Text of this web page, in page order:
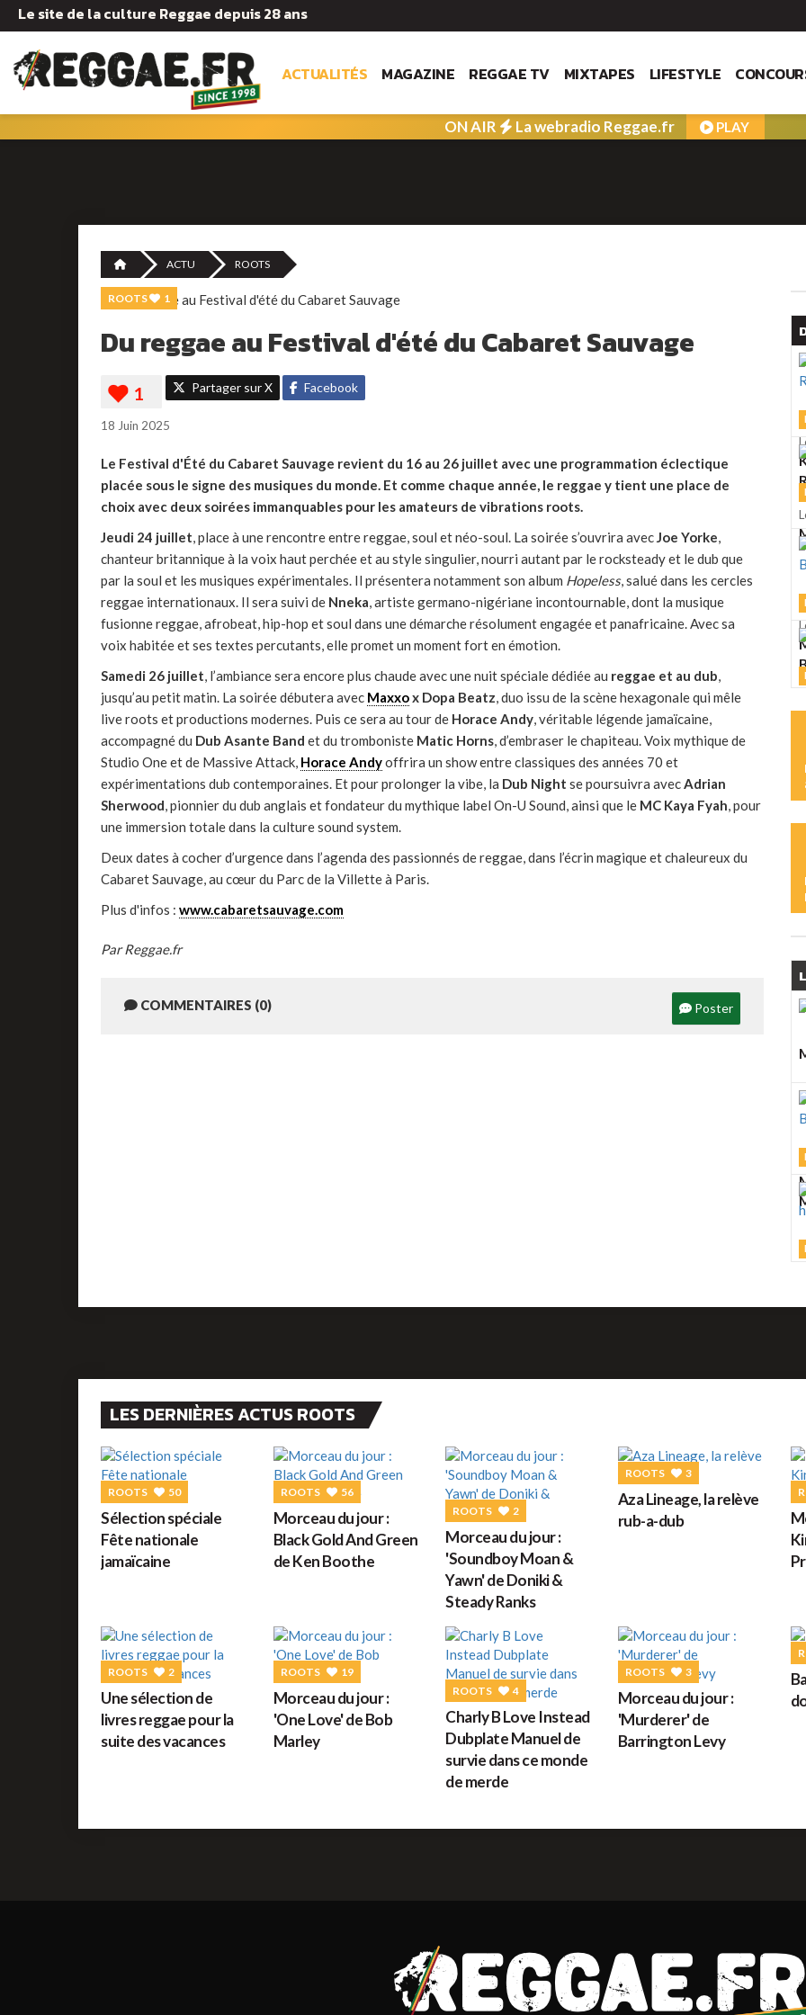
Le site de la culture Reggae depuis 28 ans
ACTUALITÉS MAGAZINE REGGAE TV MIXTAPES LIFESTYLE
ON AIR La webradio Reggae.fr PLAY
ACTU ROOTS
ROOTS 1
Du reggae au Festival d'été du Cabaret Sauvage
Partager sur X Facebook
18 Juin 2025
Le Festival d'Été du Cabaret Sauvage revient du 16 au 26 juillet avec une programmation éclectique
placée sous le signe des musiques du monde. Et comme chaque année, le reggae y tient une place de
choix avec deux soirées immanquables pour les amateurs de vibrations roots.
Jeudi 24 juillet, place à une rencontre entre reggae, soul et néo-soul. La soirée s’ouvrira avecJoe Yorke,
chanteur britannique à la voix haut perchée et au style singulier, nourri autant par le rocksteady et le dub que
par la soul et les musiques expérimentales. Il présentera notamment son album Hopeless, salué dans les cercles
reggae internationaux. Il sera suivi de Nneka, artiste germano-nigériane incontournable, dont la musique
fusionne reggae, afrobeat, hip-hop et soul dans une démarche résolument engagée et panafricaine. Avec sa
voix habitée et ses textes percutants, elle promet un moment fort en émotion.
Samedi 26 juillet, l’ambiance sera encore plus chaude avec une nuit spéciale dédiée au reggae et au dub,
jusqu’au petit matin. La soirée débutera avec Maxxox Dopa Beatz, duo issu de la scène hexagonale qui mêle
live roots et productions modernes. Puis ce sera au tour de Horace Andy, véritable légende jamaïcaine,
accompagné du Dub Asante Band et du tromboniste Matic Horns, d’embraser le chapiteau. Voix mythique de
Studio One et de Massive Attack, Horace Andyoffrira un show entre classiques des années 70 et
expérimentations dub contemporaines. Et pour prolonger la vibe, la Dub Night se poursuivra avecAdrian
Sherwood, pionnier du dub anglais et fondateur du mythique label On-U Sound, ainsi que le MC Kaya Fyah, pour
une immersion totale dans la culture sound system.
Deux dates à cocher d’urgence dans l’agenda des passionnés de reggae, dans l’écrin magique et chaleureux du
Cabaret Sauvage, au cœur du Parc de la Villette à Paris.
Plus d'infos : www.cabaretsauvage.com
Par Reggae.fr
COMMENTAIRES (0) Poster
LES DERNIÈRES ACTUS ROOTS
ROOTS 50
Sélection spéciale
Fête nationale
jamaïcaine
ROOTS 56
Morceau du jour :
Black Gold And Green
de Ken Boothe
ROOTS 2
Morceau du jour :
'Soundboy Moan &
Yawn' de Doniki &
Steady Ranks
ROOTS 3
Aza Lineage, la relève
rub-a-dub
ROOTS 2
Une sélection de
livres reggae pour la
suite des vacances
ROOTS 19
Morceau du jour :
'One Love' de Bob
Marley
ROOTS 4
Charly B Love Instead
Dubplate Manuel de
survie dans ce monde
de merde
ROOTS 3
Morceau du jour :
'Murderer' de
Barrington Levy